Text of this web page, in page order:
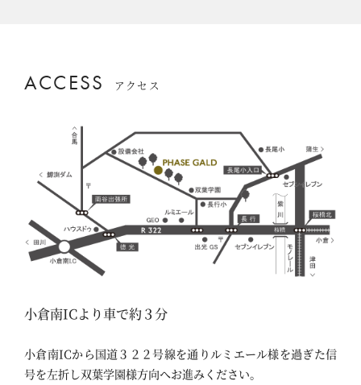
ACCESS アクセス
小倉南ICより車で約３分
小倉南ICから国道３２２号線を通りルミエール様を過ぎた信
号を左折し双葉学園様方向へお進みください。